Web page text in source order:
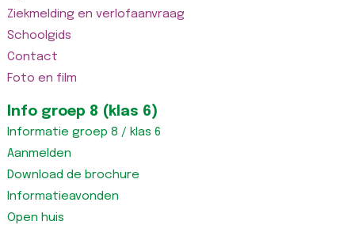
Ziekmelding en verlofaanvraag
Schoolgids
Contact
Foto en film
Info groep 8 (klas 6)
Informatie groep 8 / klas 6
Aanmelden
Download de brochure
Informatieavonden
Open huis